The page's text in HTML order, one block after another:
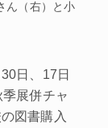
ん（右）と小
日、17日
展併チャ
図書購入